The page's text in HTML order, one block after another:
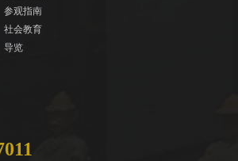
参观指南
社会教育
导览